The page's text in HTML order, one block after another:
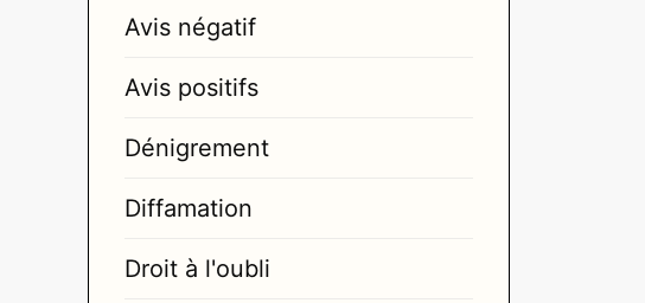
Avis négatif
Avis positifs
Dénigrement
Diffamation
Droit à l'oubli